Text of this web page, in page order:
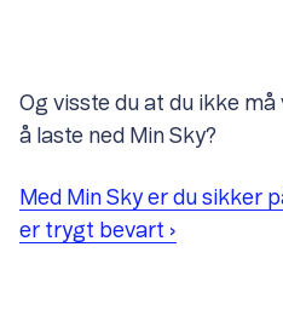
Og visste du at du ikke
å laste ned Min Sky?
Med Min Sky er du sikker
er trygt bevart ›